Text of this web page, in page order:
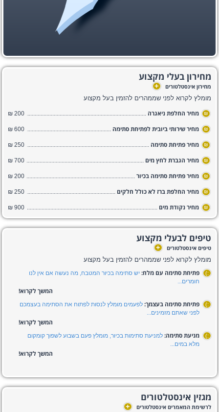
מחירון בעלי מקצוע
מחירון אינסטלטורים +
מומלץ לקרוא לפני שממהרים להזמין בעל מקצוע
₪ מחיר החלפת ניאגרה 200 ₪
₪ מחיר שירותי ביובית לפתיחת סתימה 600 ₪
₪ מחיר פתיחת סתימה 250 ₪
₪ מחיר הגברת לחץ מים 700 ₪
₪ מחיר פתיחת סתימה בכיור 200 ₪
₪ מחיר החלפת ברז לא כולל חלקים 250 ₪
₪ מחיר נקודת מים 900 ₪
טיפים לבעלי מקצוע
טיפים אינסטלטורים +
מומלץ לקרוא לפני שממהרים להזמין בעל מקצוע
:) פתיחת סתימה עם מלח: יש סתימה בכיור המטבח, מה נעשה אם אין לנו
חומרים...
המשך לקרוא!
:) פתיחת סתימה בעצמך: לפעמים מומלץ לנסות לפתוח את הסתימה בעצמכם
לפני שאתם מזמינים...
המשך לקרוא!
:) מניעת סתימה: למניעת סתימות בכיור, מומלץ פעם בשבוע לשפוך קומקום
מלא במים...
המשך לקרוא!
מגזין אינסטלטורים
לרשימת המאמרים אינסטלטורים +